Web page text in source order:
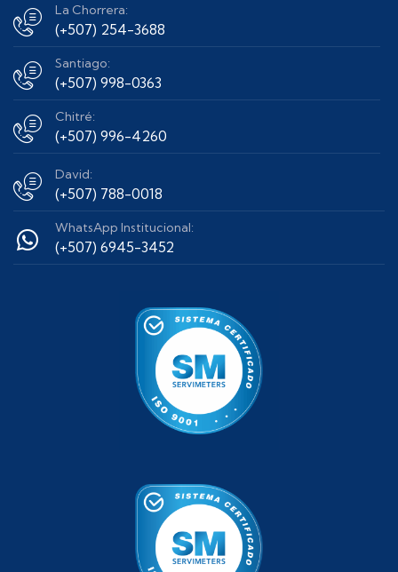
La Chorrera:
(+507) 254-3688
Santiago:
(+507) 998-0363
Chitré:
(+507) 996-4260
David:
(+507) 788-0018
WhatsApp Institucional:
(+507) 6945-3452